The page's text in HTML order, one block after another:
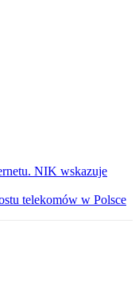
NIK wskazuje
telekomów w Polsce